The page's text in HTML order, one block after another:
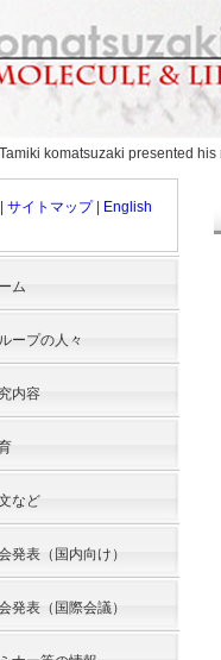
Tamiki komatsuzaki presented his
サイトマップ| English
ム
ープの人々
内容
など
発表（国内向け）
発表（国際会議）